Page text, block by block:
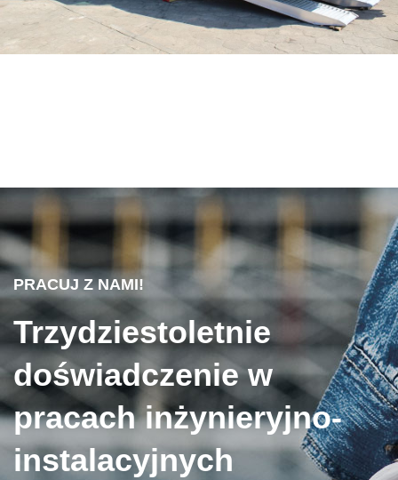
PRACUJ Z NAMI!
Trzydziestoletnie
doświadczenie w
pracach inżynieryjno-
instalacyjnych